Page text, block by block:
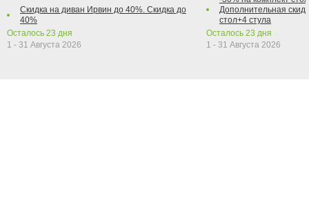
Скидка на диван Ирвин до 40%. Скидка до
40%
Осталось 23 дня
1 - 31 Августа 2026
Дополнительная
стол+4 стула
Осталось 23 дня
1 - 31 Августа 2026